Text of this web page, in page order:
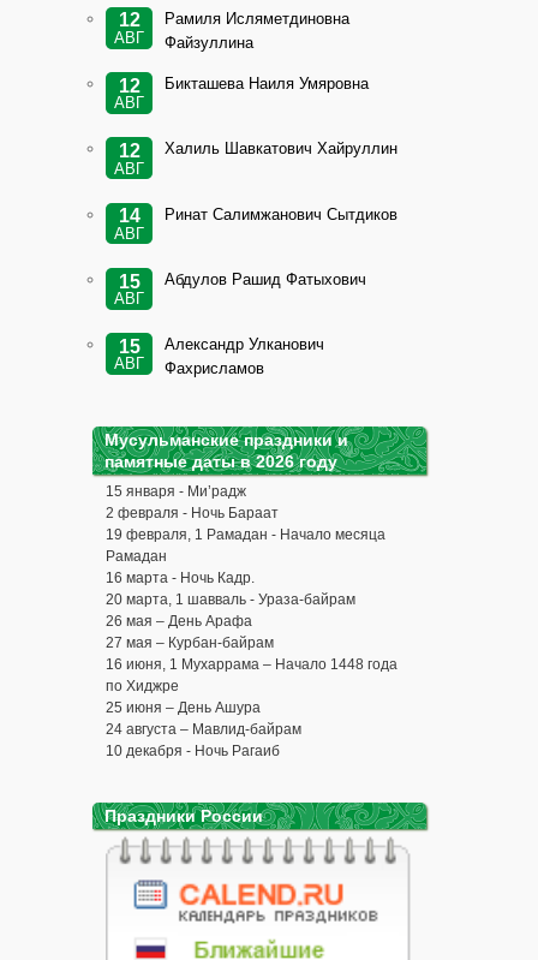
12
АВГ
Рамиля Исляметдиновна
Файзуллина
12
АВГ
Бикташева Наиля Умяровна
12
АВГ
Халиль Шавкатович Хайруллин
14
АВГ
Ринат Салимжанович Сытдиков
15
АВГ
Абдулов Рашид Фатыхович
15
АВГ
Александр Улканович
Фахрисламов
Мусульманские праздники и
памятные даты в 2026 году
15 января - Ми’радж
2 февраля - Ночь Бараат
19 февраля, 1 Рамадан - Начало месяца
Рамадан
16 марта - Ночь Кадр.
20 марта, 1 шавваль - Ураза-байрам
26 мая – День Арафа
27 мая – Курбан-байрам
16 июня, 1 Мухаррама – Начало 1448 года
по Хиджре
25 июня – День Ашура
24 августа – Мавлид-байрам
10 декабря - Ночь Рагаиб
Праздники России